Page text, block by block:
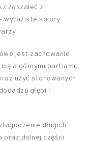
zaszaleć z
wyraziste kolory
jest zachowanie
a górnymi partiami.
użyć stonowanych
głębi i
długich
oraz dolnej części